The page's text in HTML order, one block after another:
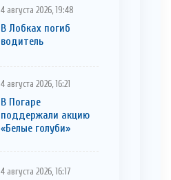
4 августа 2026, 19:48
В Лобках погиб
водитель
4 августа 2026, 16:21
В Погаре
поддержали акцию
«Белые голуби»
4 августа 2026, 16:17